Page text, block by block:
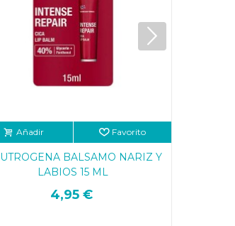
Añadir Favorito
BALSAMO NARIZ Y
LABIOS 15 ML
4,95 €